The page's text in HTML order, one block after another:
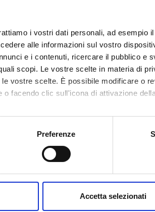
i vostri dati personali, ad esempio
alle informazioni sul vostro
e i contenuti, ricercare il pubblico e
scopi. Le vostre scelte in materia di
vostre scelte. È possibile modificare o
o facendo clic sull'icona di attivazione
anche:
sulla tua posizione geografica, con
in qualsiasi momento dalla
Preferenze
Accetta selezionati
staff
Minelli